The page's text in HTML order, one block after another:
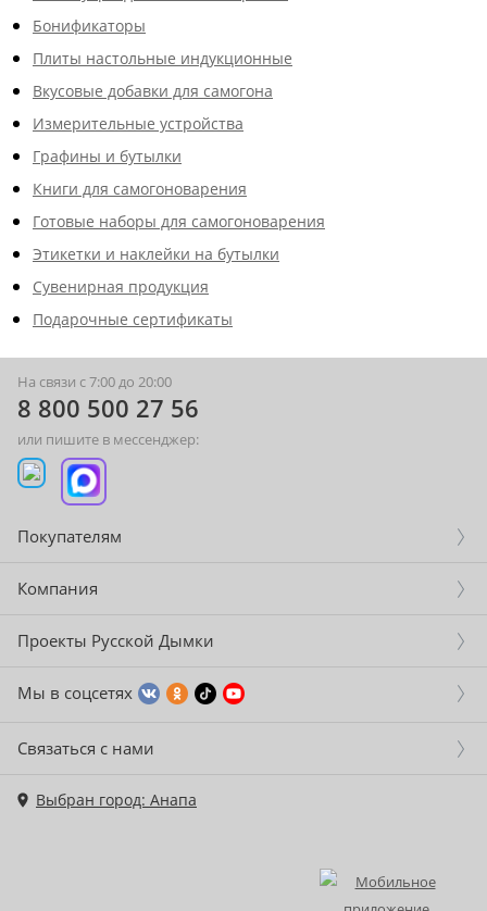
Бонификаторы
Плиты настольные индукционные
Вкусовые добавки для самогона
Измерительные устройства
Графины и бутылки
Книги для самогоноварения
Готовые наборы для самогоноварения
Этикетки и наклейки на бутылки
Сувенирная продукция
Подарочные сертификаты
На связи с 7:00 до 20:00
8 800 500 27 56
или пишите в мессенджер:
Покупателям
Компания
Проекты Русской Дымки
Мы в соцсетях
Связаться с нами
Выбран город: Анапа